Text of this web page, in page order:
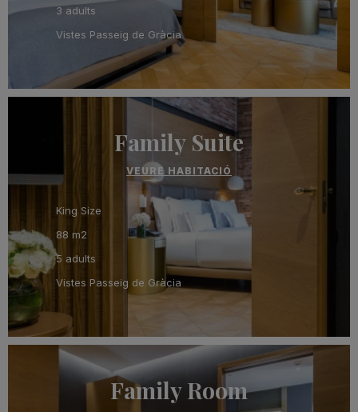
3 adults
Vistes Passeig de Gràcia
Family Suite
VEURE HABITACIÓ
King Size
88 m2
5 adults
Vistes Passeig de Gràcia
Family Room